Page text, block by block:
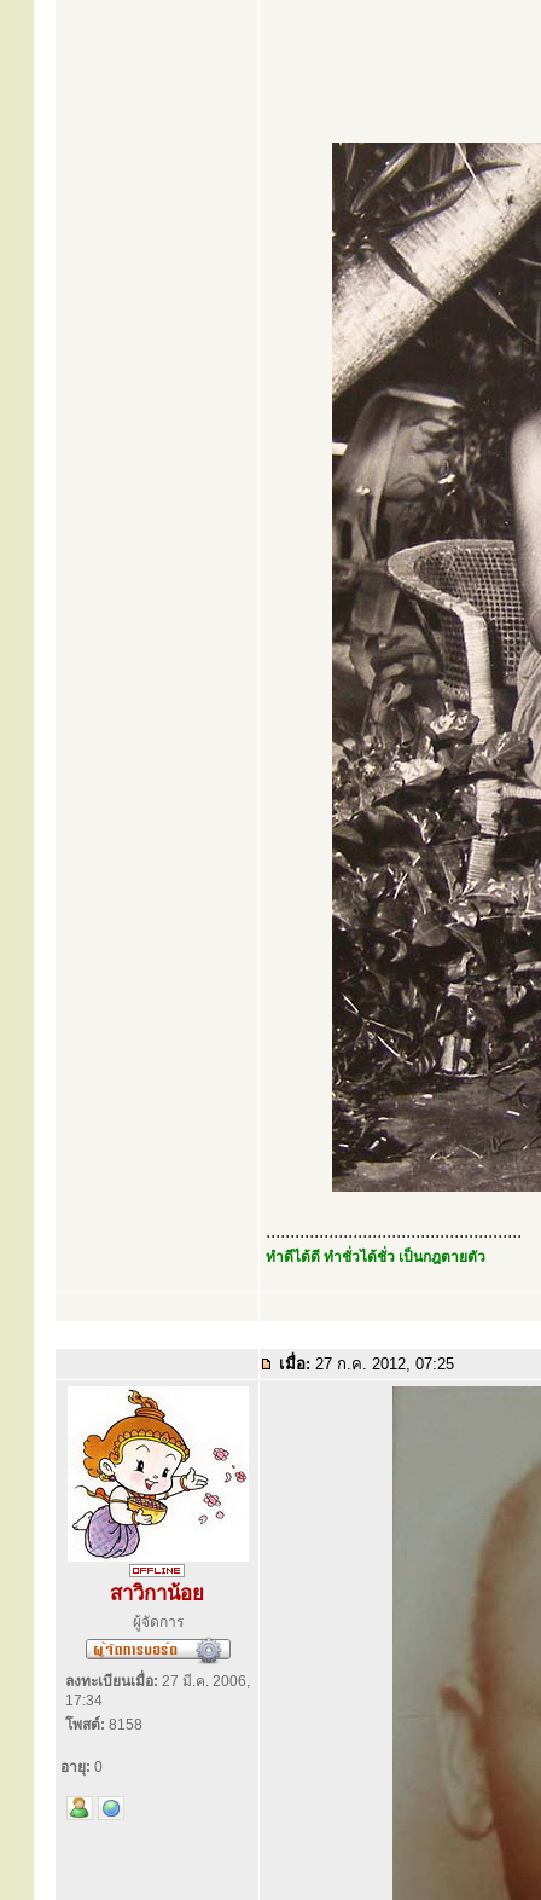
.....................................................
ทำดีได้ดี ทำชั่วได้ชั่ว เป็นกฎตายตัว
เมื่อ: 27 ก.ค. 2012, 07:25
สาวิกาน้อย
ผู้จัดการ
ลงทะเบียนเมื่อ: 27 มี.ค. 2006,
17:34
โพสต์: 8158
อายุ: 0